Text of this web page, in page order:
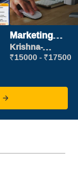
Marketing
Executive
Krishna-
vijayawada
₹15000 - ₹17500